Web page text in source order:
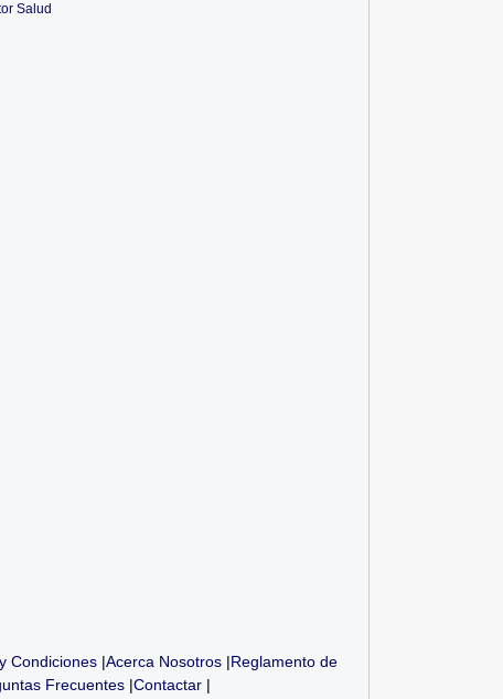
Salud
Condiciones |Acerca Nosotros |Reglamento de
Frecuentes|Contactar|